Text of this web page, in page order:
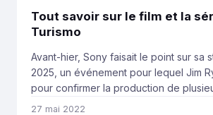
Tout savoir sur le film et la
Turismo
Avant-hier, Sony faisait le point sur sa
2025, un événement pour lequel Jim
pour confirmer la production de
comme God of War, Horizon ou Gran
27 mai 2022